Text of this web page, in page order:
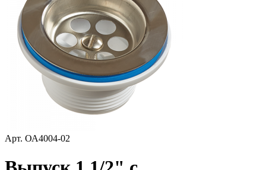
Арт. ОА4004-02